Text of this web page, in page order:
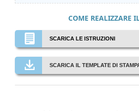
COME REALIZZARE
SCARICA LE ISTRUZIONI
SCARICA IL TEMPLATE DI